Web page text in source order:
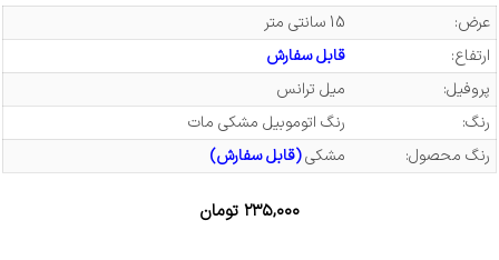
عرض:
15 سانتی متر
ارتفاع:
قابل سفارش
پروفیل:
میل ترانس
رنگ:
رنگ اتوموبیل مشکی مات
رنگ محصول:
مشکی(قابل سفارش)
۲۳۵,۰۰۰ تومان